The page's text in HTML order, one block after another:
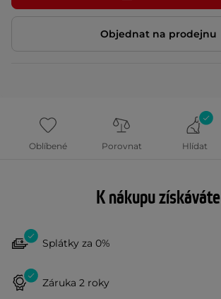
Objednat na prodejnu
Oblíbené Porovnat Hlídat
K nákupu získáváte
Splátky za 0%
Záruka 2 roky